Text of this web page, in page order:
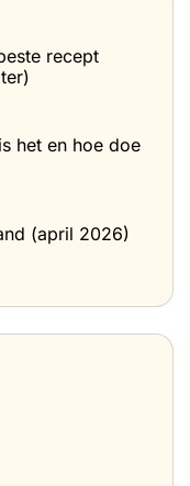
recept
het en hoe doe
(april 2026)